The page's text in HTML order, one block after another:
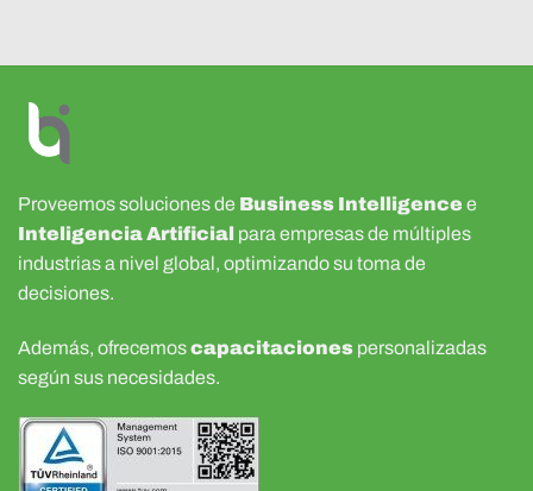
Proveemos soluciones de Business Intelligence e
Inteligencia Artificial para empresas de múltiples
industrias a nivel global, optimizando su toma de
decisiones.
Además, ofrecemoscapacitaciones personalizadas
según sus necesidades.